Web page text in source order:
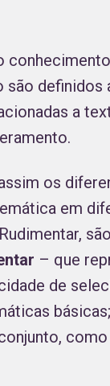
são definidos
a
os
em
– que
de